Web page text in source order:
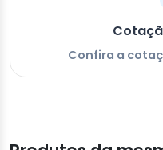
Confira a